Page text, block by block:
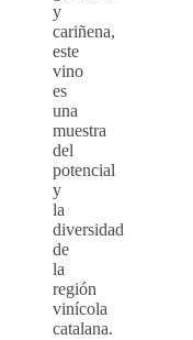
y
cariñena,
este
vino
es
una
muestra
del
potencial
y
la
diversidad
de
la
región
vinícola
catalana.